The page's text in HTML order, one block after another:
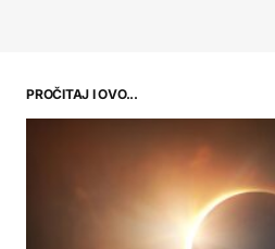
PROČITAJ I OVO...